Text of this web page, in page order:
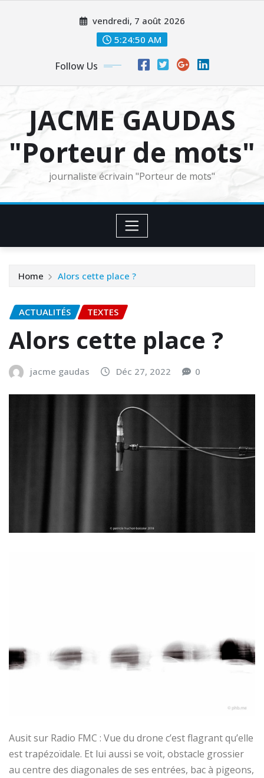
vendredi, 7 août 2026
5:24:52 AM
Follow Us
JACME GAUDAS
"Porteur de mots"
journaliste écrivain "Porteur de mots"
Home Alors cette place ?
ACTUALITÉS TEXTES
Alors cette place ?
jacme gaudas Déc 27, 2022 0
Ausit sur Radio FMC : Vue du drone c’est flagrant qu’elle
est trapézoïdale. Et lui aussi se voit, obstacle grossier
au centre des diagonales de ses entrées, bac à pigeons,